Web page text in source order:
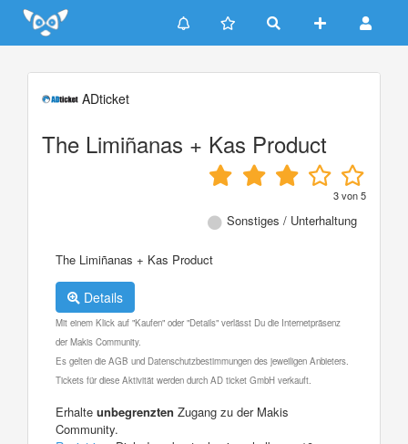
Update cookies preferences
ADticket
The Limiñanas + Kas Product
3von5
Sonstiges / Unterhaltung
The Limiñanas + Kas Product
Details
Mit einem Klick auf "Kaufen" oder "Details" verlässt Du die Internetpräsenz
der Makis Community.
Es gelten die AGB und Datenschutzbestimmungen des jeweiligen Anbieters.
Tickets für diese Aktivität werden durch AD ticket GmbH verkauft.
Erhalte unbegrenzten Zugang zu der Makis
Community.